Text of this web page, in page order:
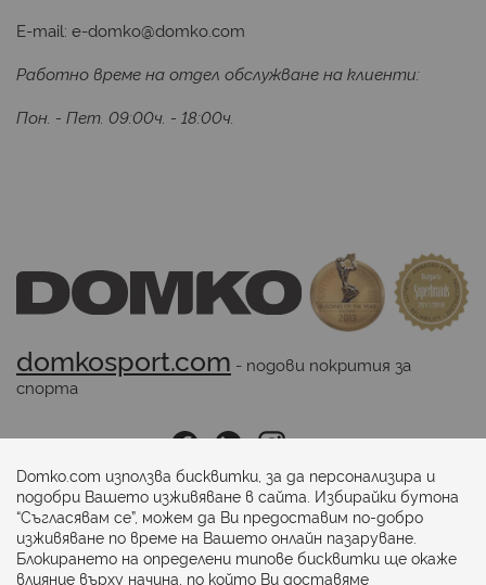
E-mail: e-domko@domko.com
Работно време на отдел обслужване на клиенти:
Пон. - Пет. 09:00ч. - 18:00ч.
domkosport.com - подови покрития за
спорта
Последвайте ни:
Начини на плащане:
Domko.com използва бисквитки, за да персонализира и
подобри Вашето изживяване в сайта. Избирайки бутона
“Съгласявам се”, можем да Ви предоставим по-добро
изживяване по време на Вашето онлайн пазаруване.
Блокирането на определени типове бисквитки ще окаже
влияние върху начина, по който Ви доставяме